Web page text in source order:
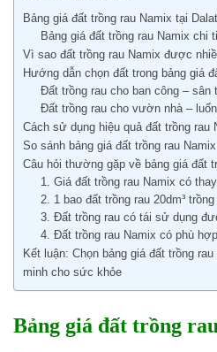
Bảng giá đất trồng rau Namix tại
Bảng giá đất trồng rau Namix chi
Vì sao đất trồng rau Namix được
Hướng dẫn chọn đất trong bảng giá
Đất trồng rau cho ban công – sân
Đất trồng rau cho vườn nhà –
Cách sử dụng hiệu quả đất trồng rau
So sánh bảng giá đất trồng rau
Câu hỏi thường gặp về bảng giá đất
1. Giá đất trồng rau Namix có
2. 1 bao đất trồng rau 20dm³
3. Đất trồng rau có tái sử dụng
4. Đất trồng rau Namix có phù
Kết luận: Chọn bảng giá đất trồng
minh cho sức khỏe
Bảng giá đất trồng